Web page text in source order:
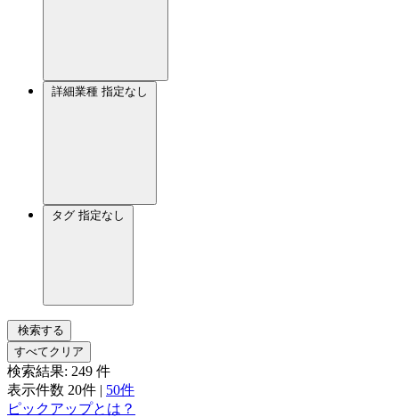
詳細業種 指定なし
タグ 指定なし
検索する
すべてクリア
検索結果: 249 件
表示件数 20件 | 50件
ピックアップとは？